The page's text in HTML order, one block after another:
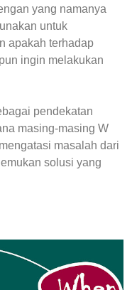
yang namanya
untuk
apakah terhadap
ingin melakukan
pendekatan
masing-masing W
masalah dari
solusi yang